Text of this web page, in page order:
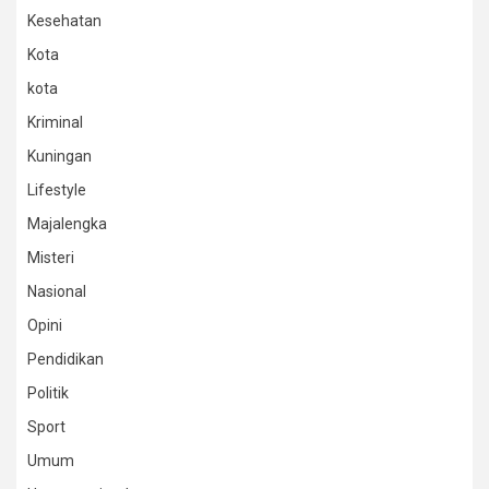
Kesehatan
Kota
kota
Kriminal
Kuningan
Lifestyle
Majalengka
Misteri
Nasional
Opini
Pendidikan
Politik
Sport
Umum